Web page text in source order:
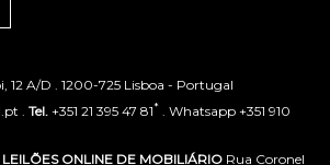
12 A/D . 1200-725 Lisboa - Portugal
. Tel. +351 21 395 47 81* . Whatsapp +351 910
ONLINE DE MOBILIÁRIO Rua Coronel